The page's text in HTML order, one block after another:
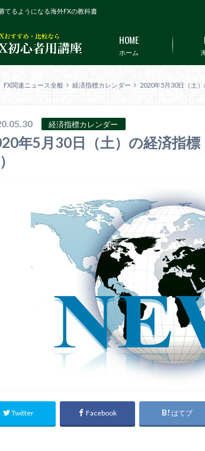
てるようになる海外FXの教科書
ホーム
HOME
FX関連ニュース全般 経済指標カレンダー 2020年5月30日（土
経済指標カレンダー
年5月30日（土）の経済指
Twitter Facebook はてブ